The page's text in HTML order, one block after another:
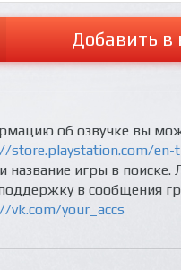
Добавить в
об озвучке вы
store.playstation.com/en-
название игры в поиске.
в сообщения
vk.com/your_accs